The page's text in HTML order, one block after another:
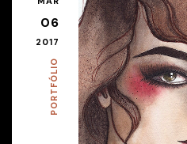
06
2017
PORTFÓLIO